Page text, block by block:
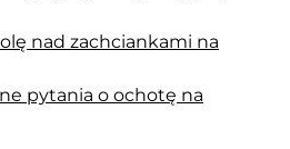
nad zachciankami na
pytania o ochotę na